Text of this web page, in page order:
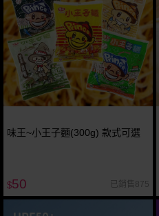
味王~小王子麵(300g) 款式可選
$50 已銷售875